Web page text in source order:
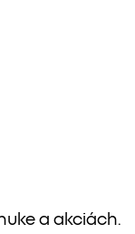
a akciách.